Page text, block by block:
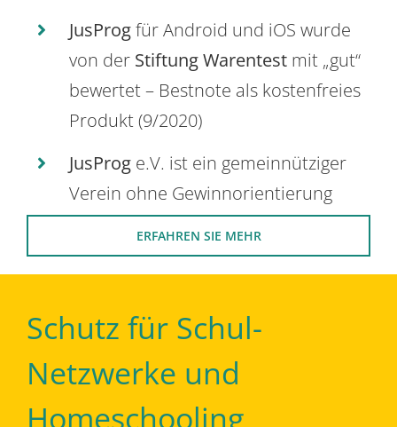
JusProgfür Android und iOS wurde
von der Stiftung Warentest mit „gut“
bewertet – Bestnote als kostenfreies
Produkt (9/2020)
JusProg e.V. ist ein gemeinnütziger
Verein ohne Gewinnorientierung
ERFAHREN SIE MEHR
Schutz für Schul-
Netzwerke und
Homeschooling